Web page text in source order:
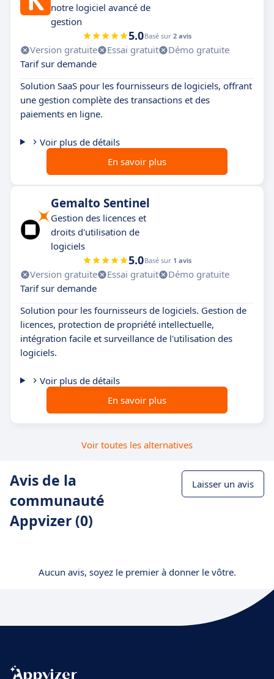
notre logiciel avancé de
gestion
5.0Basé sur 2 avis
Version gratuite Essai gratuit
Démo gratuite
Tarif sur demande
Solution SaaS pour les fournisseurs de logiciels, offrant
une gestion complète des transactions et des
paiements en ligne.
Voir plus de détails
En savoir plus
Gemalto Sentinel
Gestion des licences et
droits d'utilisation de
logiciels
5.0Basé sur 1 avis
Version gratuite Essai gratuit
Démo gratuite
Tarif sur demande
Solution pour les fournisseurs de logiciels. Gestion de
licences, protection de propriété intellectuelle,
intégration facile et surveillance de l'utilisation des
logiciels.
Voir plus de détails
En savoir plus
Voir toutes les alternatives
Avis de la
communauté
Appvizer (0)
Laisser un avis
Aucun avis, soyez le premier à donner le vôtre.